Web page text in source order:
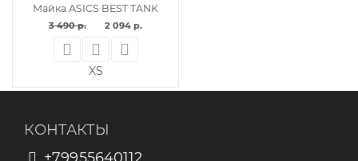
Майка ASICS BEST TANK
3 490 р. 2 094 р.
XS
КОНТАКТЫ